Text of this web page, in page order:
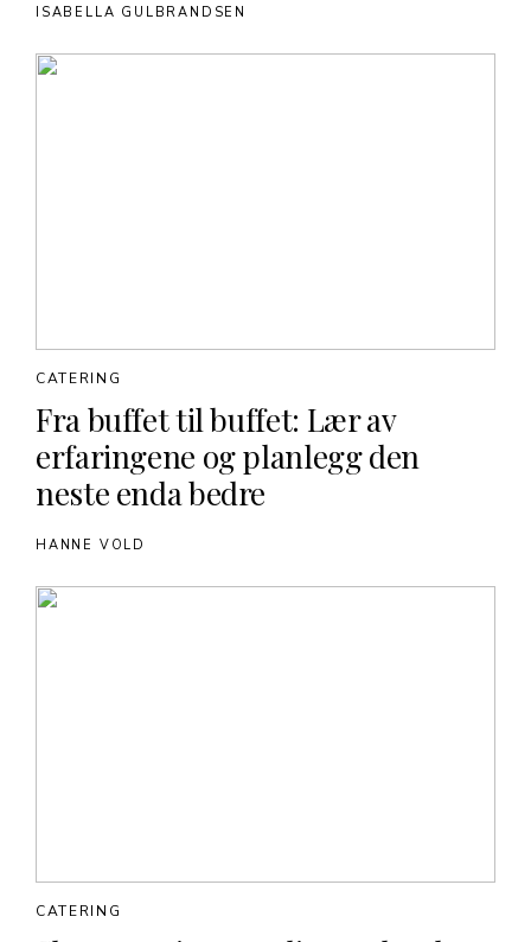
ISABELLA GULBRANDSEN
Fra buffet til buffet: Lær av
erfaringene og planlegg den
neste enda bedre
CATERING
HANNE VOLD
CATERING